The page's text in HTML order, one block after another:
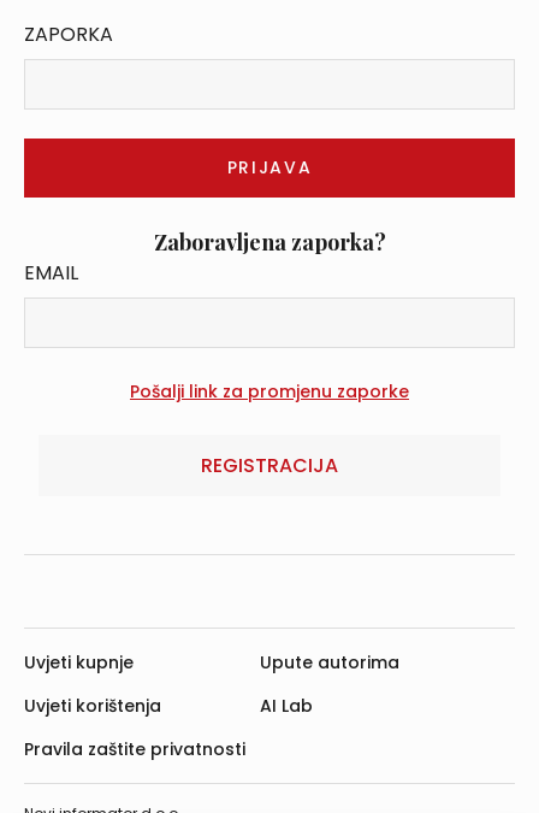
ZAPORKA
Zaboravljena zaporka?
EMAIL
REGISTRACIJA
Uvjeti kupnje
Uvjeti korištenja
Pravila zaštite privatnosti
Upute autorima
AI Lab